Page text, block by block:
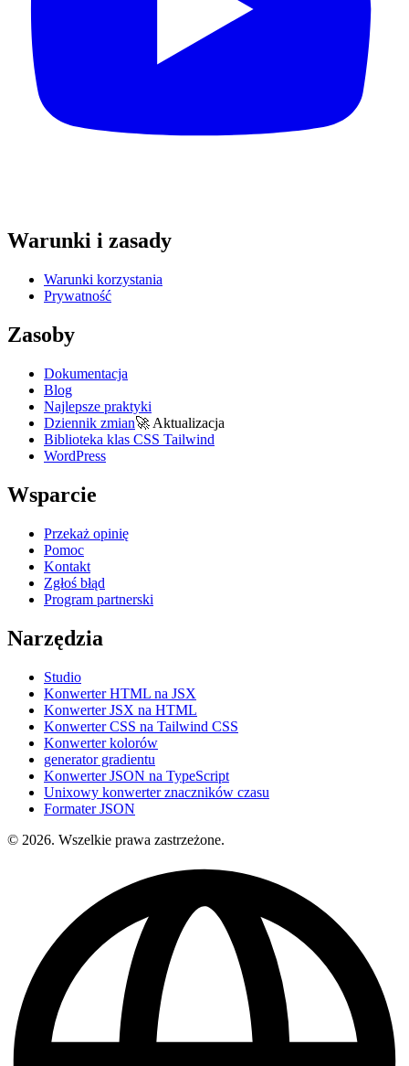
Warunki i zasady
Warunki korzystania
Prywatność
Zasoby
Dokumentacja
Blog
Najlepsze praktyki
Dziennik zmian🚀 Aktualizacja
Biblioteka klas CSS Tailwind
WordPress
Wsparcie
Przekaż opinię
Pomoc
Kontakt
Zgłoś błąd
Program partnerski
Narzędzia
Studio
Konwerter HTML na JSX
Konwerter JSX na HTML
Konwerter CSS na Tailwind CSS
Konwerter kolorów
generator gradientu
Konwerter JSON na TypeScript
Unixowy konwerter znaczników czasu
Formater JSON
© 2026. Wszelkie prawa zastrzeżone.